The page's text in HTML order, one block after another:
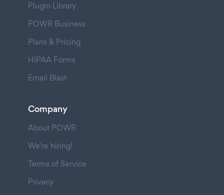
Plugin Library
POWR Business
Plans & Pricing
HIPAA Forms
Email Blast
Company
About POWR
We're hiring!
Terms of Service
Privacy